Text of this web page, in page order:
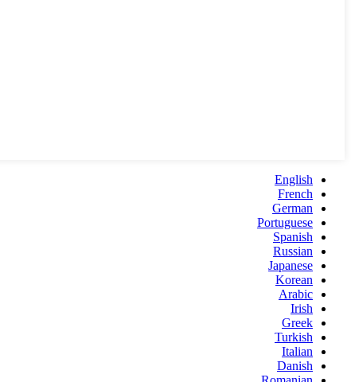
English
French
German
Portuguese
Spanish
Russian
Japanese
Korean
Arabic
Irish
Greek
Turkish
Italian
Danish